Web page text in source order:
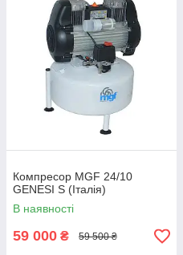
Компресор MGF 24/10
GENESI S (Італія)
В наявності
59 000 ₴ 59 500 ₴